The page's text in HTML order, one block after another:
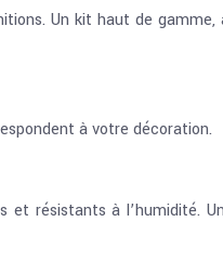
Un kit haut de
à votre décoration.
résistants à l’humidité.